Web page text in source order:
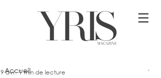
Accueil
avr. 1 min de lecture